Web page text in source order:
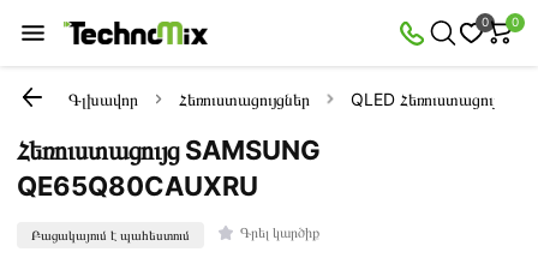
0 0
Գլխավոր Հեռուստացույցներ QLED Հեռուստացույցներ
Հեռուստացույց SAMSUNG
QE65Q80CAUXRU
Բացակայում է պահեստում Գրել կարծիք